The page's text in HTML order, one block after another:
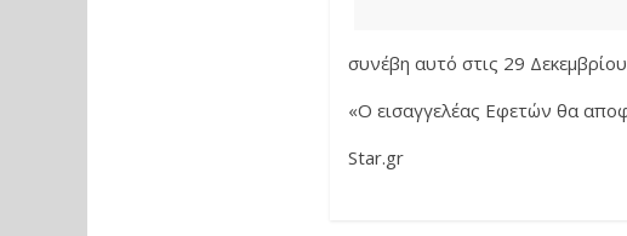
συνέβη αυτό στις 29
«Ο εισαγγελέας Εφετών θα
Star.gr